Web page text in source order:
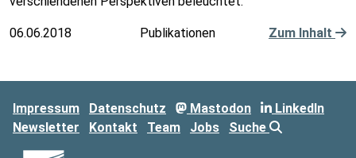
06.06.2018 Publikationen Zum Inhalt
Impressum Datenschutz Mastodon
LinkedIn
Newsletter
Kontakt Team Jobs Suche